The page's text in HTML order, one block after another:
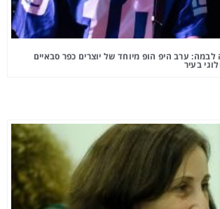
ערב היפ הופ מיוחד של יוצרים כפר סבאיים
בעיר